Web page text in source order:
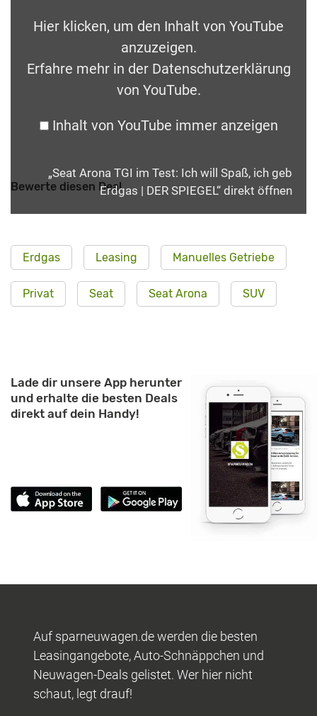
Hier klicken, um den Inhalt von YouTube
anzuzeigen.
Erfahre mehr in der Datenschutzerklärung
von YouTube.
Inhalt von YouTube immer anzeigen
„Seat Arona TGI im Test: Ich will Spaß, ich geb
Erdgas | DER SPIEGEL“ direkt öffnen
Bewerte diesen Deal
Erdgas Leasing Manuelles Getriebe
Privat Seat Seat Arona SUV
Lade dir unsere App herunter
und erhalte die besten Deals
direkt auf dein Handy!
Auf sparneuwagen.de werden die besten
Leasingangebote, Auto-Schnäppchen und
Neuwagen-Deals gelistet. Wer hier nicht
schaut, legt drauf!